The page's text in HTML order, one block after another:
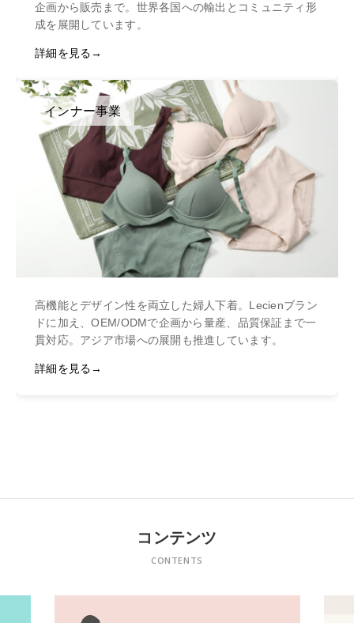
企画から販売まで。世界各国への輸出とコミュニティ形
成を展開しています。
詳細を見る
インナー事業
高機能とデザイン性を両立した婦人下着。Lecienブラン
ドに加え、OEM/ODMで企画から量産、品質保証まで一
貫対応。アジア市場への展開も推進しています。
詳細を見る
コンテンツ
CONTENTS